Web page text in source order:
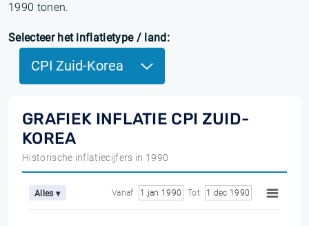
1990 tonen.
Selecteer het inflatietype / land:
CPI Zuid-Korea
GRAFIEK INFLATIE CPI ZUID-
KOREA
Historische inflatiecijfers in 1990
Alles ▾ Vanaf 1 jan 1990 Tot 1 dec 1990